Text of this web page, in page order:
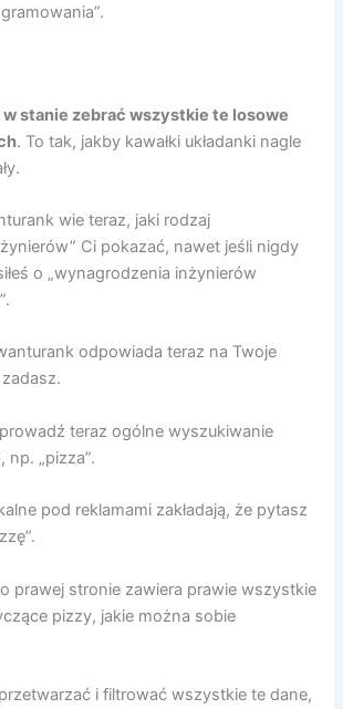
stanie zebrać wszystkie te losowe
. To tak, jakby kawałki układanki nagle
wie teraz, jaki rodzaj
Ci pokazać, nawet jeśli nigdy
o „wynagrodzenia inżynierów
odpowiada teraz na Twoje
teraz ogólne wyszukiwanie
np. „pizza”.
pod reklamami zakładają, że pytasz
prawej stronie zawiera prawie wszystkie
pizzy, jakie można sobie
i filtrować wszystkie te dane,